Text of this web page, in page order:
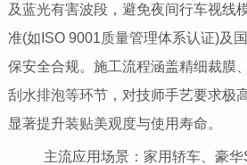
及蓝光有害波段，避免夜间行车视线
准(如ISO 9001质量管理体系认证)及
保安全合规。施工流程涵盖精细裁膜
刮水排泡等环节，对技师手艺要求极
显著提升装贴美观度与使用寿命。
主流应用场景：家用轿车、豪华